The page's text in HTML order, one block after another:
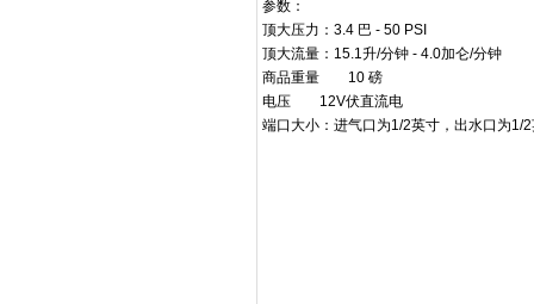
参数：
顶大压力：3.4 巴 - 50 PSI
顶大流量：15.1升/分钟 - 4.0加仑/分钟
商品重量
10 磅
电压
12V伏直流电
端口大小：进气口为1/2英寸，出水口为1/